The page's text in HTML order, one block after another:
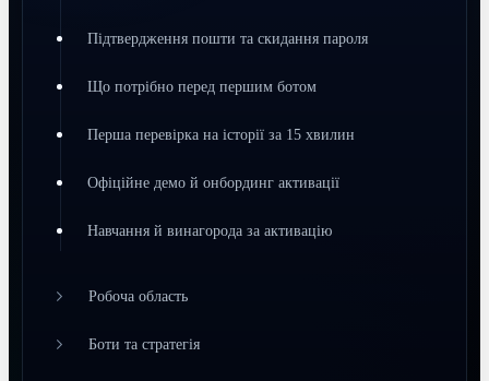
Підтвердження пошти та скидання пароля
Що потрібно перед першим ботом
Перша перевірка на історії за 15 хвилин
Офіційне демо й онбординг активації
Навчання й винагорода за активацію
Робоча область
Боти та стратегія